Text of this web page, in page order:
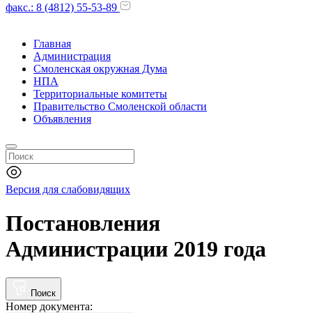
факс.: 8 (4812) 55-53-89
Главная
Администрация
Смоленская окружная Дума
НПА
Территориальные комитеты
Правительство Смоленской области
Объявления
Версия для слабовидящих
Постановления
Администрации 2019 года
Поиск
Номер документа: